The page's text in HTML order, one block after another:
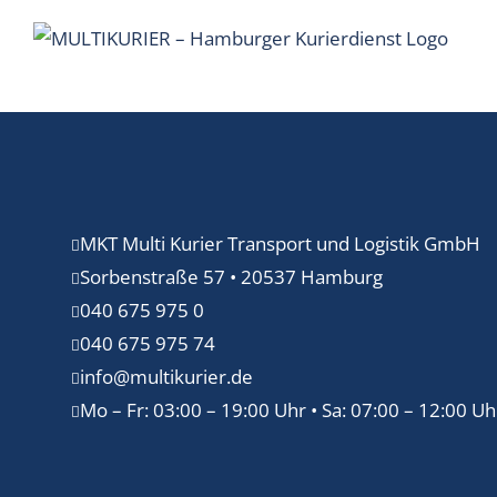
Inhalt
MKT Multi Kurier Transport und Logistik GmbH
Sorbenstraße 57 • 20537 Hamburg
040 675 975 0
040 675 975 74
info@multikurier.de
Mo – Fr: 03:00 – 19:00 Uhr • Sa: 07:00 – 12:00